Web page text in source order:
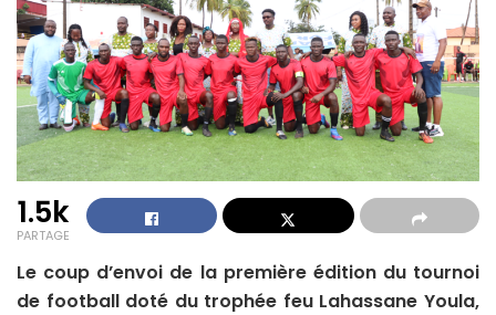
1.5k
PARTAGE
Le coup d’envoi de la première édition du tournoi
de football doté du trophée feu Lahassane Youla,